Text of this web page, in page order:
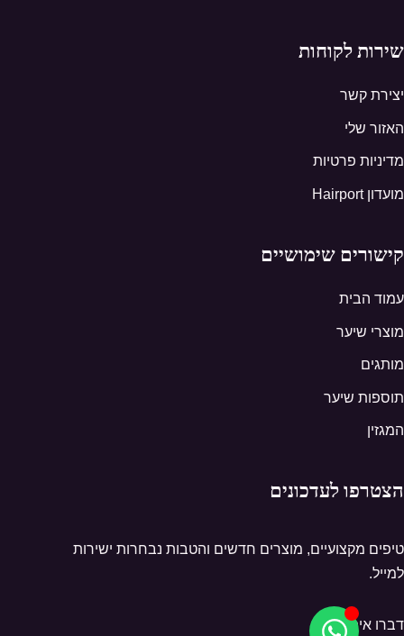
שירות לקוחות
יצירת קשר
האזור שלי
מדיניות פרטיות
מועדון Hairport
קישורים שימושיים
עמוד הבית
מוצרי שיער
מותגים
תוספות שיער
המגזין
הצטרפו לעדכונים
טיפים מקצועיים, מוצרים חדשים והטבות נבחרות ישירות
למייל.
דברו איתנו